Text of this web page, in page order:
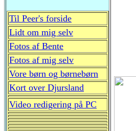
Til Peer's forside
Lidt om mig selv
Fotos af Bente
Fotos af mig selv
Vore børn og børnebørn
Kort over Djursland
Video redigering på PC